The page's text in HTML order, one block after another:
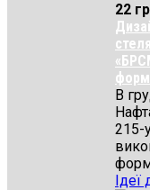
22
В
215-
Ідеї